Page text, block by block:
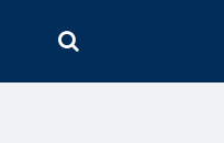
SEARCH